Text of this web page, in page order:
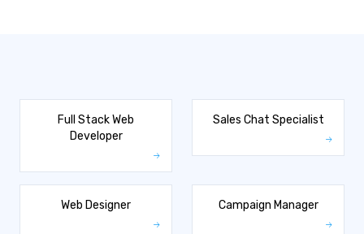
Full Stack Web
Developer
Sales Chat Specialist
Web Designer Campaign Manager